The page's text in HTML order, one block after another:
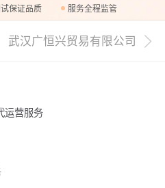
保证品质
服务全程监管
武汉广恒兴贸易有限公司
运营服务